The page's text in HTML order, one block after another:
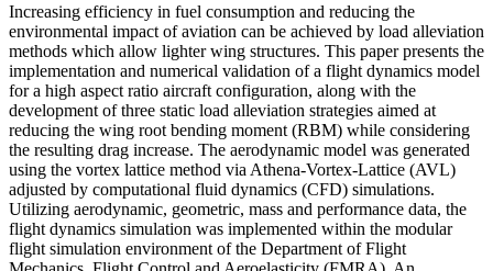
Increasing efficiency in fuel consumption and reducing the
environmental impact of aviation can be achieved by load alleviation
methods which allow lighter wing structures. This paper presents the
implementation and numerical validation of a flight dynamics model
for a high aspect ratio aircraft configuration, along with the
development of three static load alleviation strategies aimed at
reducing the wing root bending moment (RBM) while considering
the resulting drag increase. The aerodynamic model was generated
using the vortex lattice method via Athena-Vortex-Lattice (AVL)
adjusted by computational fluid dynamics (CFD) simulations.
Utilizing aerodynamic, geometric, mass and performance data, the
flight dynamics simulation was implemented within the modular
flight simulation environment of the Department of Flight